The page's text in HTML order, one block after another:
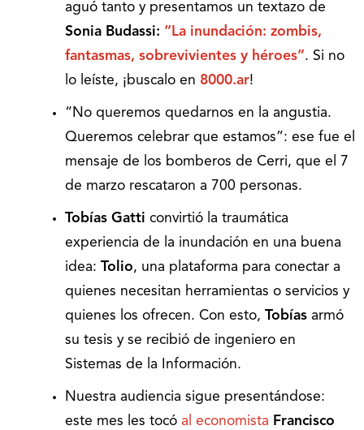
aguó tanto y presentamos un textazo de
Sonia Budassi: “La inundación: zombis,
fantasmas, sobrevivientes y héroes”. Si no
lo leíste, ¡buscalo en 8000.ar!
“No queremos quedarnos en la angustia.
Queremos celebrar que estamos”: ese fue el
mensaje de los bomberos de Cerri, que el 7
de marzo rescataron a 700 personas.
Tobías Gatti convirtió la traumática
experiencia de la inundación en una buena
idea:
Tolio, una plataforma para conectar a
quienes necesitan herramientas o servicios y
quienes los ofrecen. Con esto,
Tobías armó
su tesis y se recibió de ingeniero en
Sistemas de la Información.
Nuestra audiencia sigue presentándose:
este mes les tocó al economista Francisco